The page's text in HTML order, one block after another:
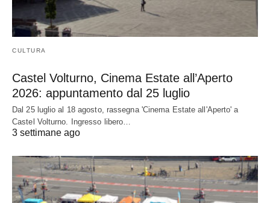
CULTURA
Castel Volturno, Cinema Estate all’Aperto
2026: appuntamento dal 25 luglio
Dal 25 luglio al 18 agosto, rassegna 'Cinema Estate all'Aperto' a
Castel Volturno. Ingresso libero…
3 settimane ago